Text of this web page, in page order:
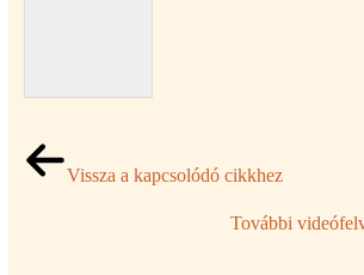
Vissza a kapcsolódó cikkhez
További